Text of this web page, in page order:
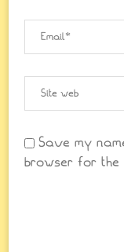
Save my
browser for the